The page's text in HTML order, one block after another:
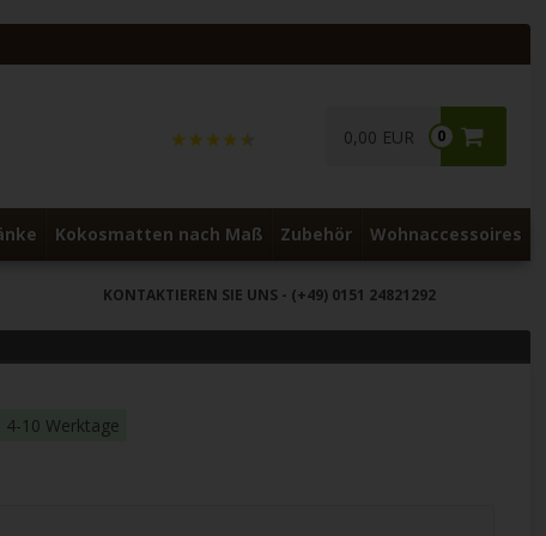
0
0,00 EUR
Kokosmatten nach Maß Zubehör Wohnaccessoires
KONTAKTIEREN SIE UNS - (+49) 0151 24821292
4-10 Werktage